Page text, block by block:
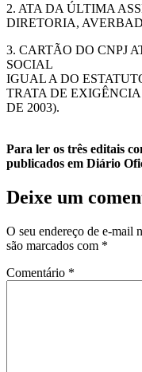
2. ATA DA ÚLTIMA
DIRETORIA,
3. CARTÃO DO CNPJ
SOCIAL
IGUAL A DO
TRATA DE
DE 2003).
Para ler os três editais
publicados em Diário
Deixe um
O seu endereço de e-mail
são marcados com *
Comentário *